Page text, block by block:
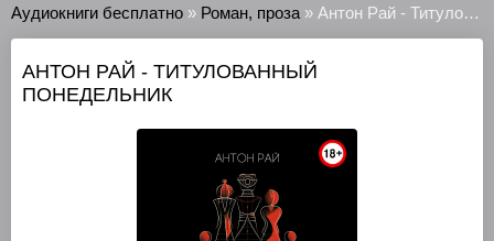
Аудиокниги бесплатно » Роман, проза » Антон Рай - Титулованный Понедельник
АНТОН РАЙ - ТИТУЛОВАННЫЙ
ПОНЕДЕЛЬНИК